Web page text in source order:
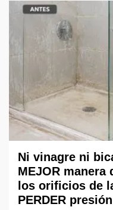
Ni vinagre ni
MEJOR
los orificios de
PERDER presión